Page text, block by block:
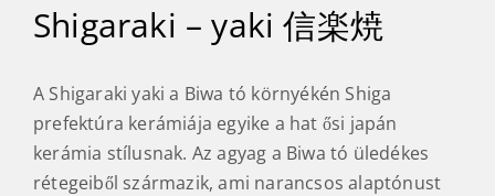
Shigaraki – yaki 信楽焼
A Shigaraki yaki a Biwa tó környékén Shiga
prefektúra kerámiája egyike a hat ősi japán
kerámia stílusnak. Az agyag a Biwa tó üledékes
rétegeiből származik, ami narancsos alaptónust